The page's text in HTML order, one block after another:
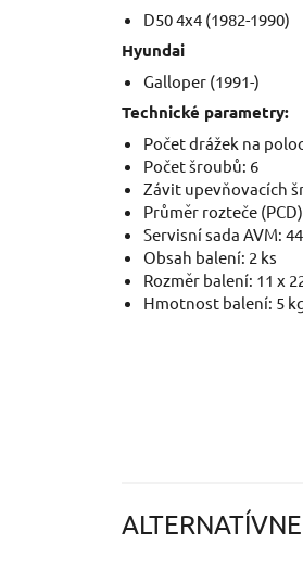
D50 4x4 (1982-1990)
Hyundai
Galloper (1991-)
Technické parametry:
Počet drážek na
Počet šroubů: 6
Závit upevňovacích
Průměr rozteče
Servisní sada AVM:
Obsah balení: 2 ks
Rozměr balení: 11 x
Hmotnost balení: 5